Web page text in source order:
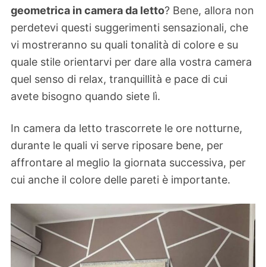
geometrica in camera da letto? Bene, allora non
perdetevi questi suggerimenti sensazionali, che
vi mostreranno su quali tonalità di colore e su
quale stile orientarvi per dare alla vostra camera
quel senso di relax, tranquillità e pace di cui
avete bisogno quando siete lì.
In camera da letto trascorrete le ore notturne,
durante le quali vi serve riposare bene, per
affrontare al meglio la giornata successiva, per
cui anche il colore delle pareti è importante.